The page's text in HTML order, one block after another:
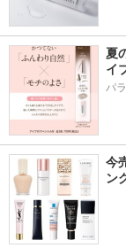
夏
イ
パ
今
ン